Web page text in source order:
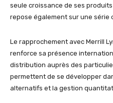
seule croissance de ses
repose également sur une série
Le rapprochement avec Merrill
renforce sa présence
distribution auprès des
permettent de se développer
alternatifs et la gestion